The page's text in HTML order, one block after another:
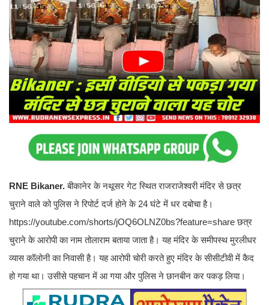
RNE Bikaner.बीकानेर के नथूसर गेट स्थित राजराजेश्वरी मंदिर से छत्र
चुराने वाले को पुलिस ने रिपोर्ट दर्ज होने के 24 घंटे में धर दबोचा है।
https://youtube.com/shorts/jOQ6OLNZ0bs?feature=share छत्र
चुराने के आरोपी का नाम तोलाराम बताया जाता है। यह मंदिर के समीपस्थ मुरलीधर
व्यास कॉलोनी का निवासी है। यह आरोपी चोरी करते हुए मंदिर के सीसीटीवी में कैद
हो गया था। उसीसे पहचान में आ गया और पुलिस ने छानबीन कर पकड़ लिया।